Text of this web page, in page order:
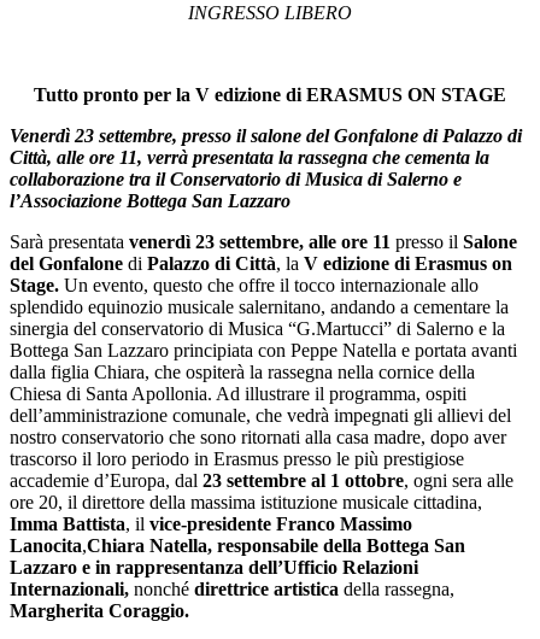
INGRESSO LIBERO
Tutto pronto per la V edizione di ERASMUS ON STAGE
Venerdì 23 settembre, presso il salone del Gonfalone di Palazzo di
Città, alle ore 11, verrà presentata la rassegna che cementa la
collaborazione tra il Conservatorio di Musica di Salerno e
l’Associazione Bottega San Lazzaro
Sarà presentata venerdì 23 settembre, alle ore 11 presso il Salone
del Gonfalone di Palazzo di Città, la V edizione di Erasmus on
Stage. Un evento, questo che offre il tocco internazionale allo
splendido equinozio musicale salernitano, andando a cementare la
sinergia del conservatorio di Musica “G.Martucci” di Salerno e la
Bottega San Lazzaro principiata con Peppe Natella e portata avanti
dalla figlia Chiara, che ospiterà la rassegna nella cornice della
Chiesa di Santa Apollonia. Ad illustrare il programma, ospiti
dell’amministrazione comunale, che vedrà impegnati gli allievi del
nostro conservatorio che sono ritornati alla casa madre, dopo aver
trascorso il loro periodo in Erasmus presso le più prestigiose
accademie d’Europa, dal 23 settembre al 1 ottobre, ogni sera alle
ore 20, il direttore della massima istituzione musicale cittadina,
Imma Battista, il vice-presidente Franco Massimo
Lanocita,Chiara Natella, responsabile della Bottega San
Lazzaro e in rappresentanza dell’Ufficio Relazioni
Internazionali, nonché direttrice artistica della rassegna,
Margherita Coraggio.